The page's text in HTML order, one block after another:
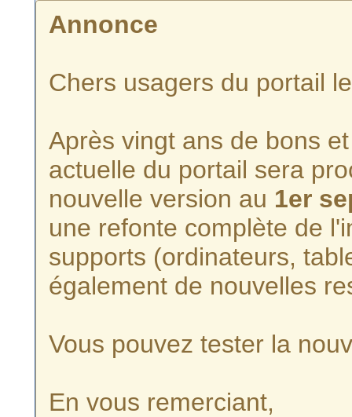
Annonce
Chers usagers du portail
Après vingt ans de bons
actuelle du portail sera
nouvelle version au 1er
une refonte complète de
supports (ordinateurs,
également de nouvelles
Vous pouvez tester la
En vous remerciant,